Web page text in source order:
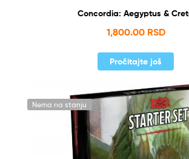
Concordia: Aegyptus &
1,800.00 RSD
Pročitajte još
Nema na stanju